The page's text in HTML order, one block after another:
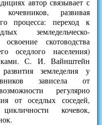
автор связывает с
развивая
процесса: переход к
земледельческо-
скотоводства
оседлого населения)
С. И. Вайнштейн
земледелия у
зависела от
регулярно
от оседлых соседей,
кочевок,